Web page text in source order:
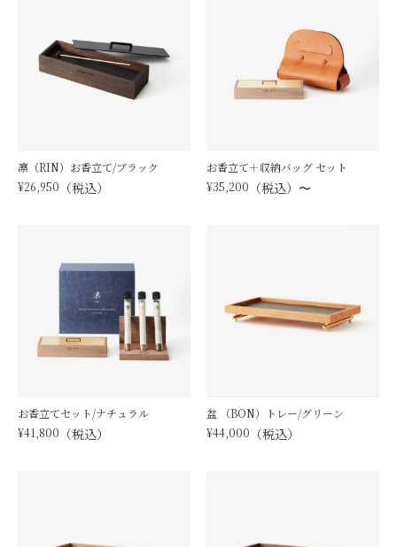
凛（RIN）お香立て/ブラック
¥26,950 税込
お香立て＋収納バッグ セット
¥35,200 税込 〜
お香立てセット/ナチュラル
¥41,800 税込
盆 （BON）トレー/グリーン
¥44,000 税込